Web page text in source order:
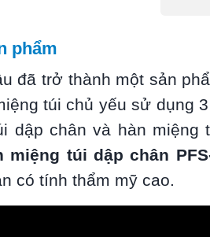
phẩm
đã trở thành một sản
túi chủ yếu sử dụng
dập chân và hàn
miệng túi dập chân
có tính thẩm mỹ cao.